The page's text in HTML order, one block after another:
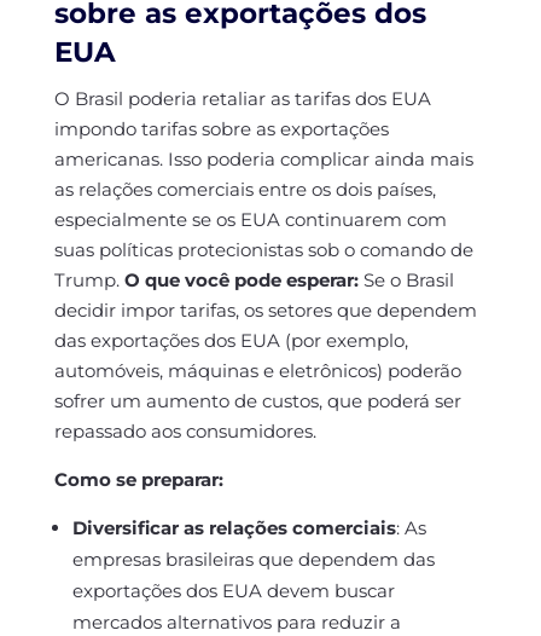
sobre as exportações dos
EUA
O Brasil poderia retaliar as tarifas dos EUA
impondo tarifas sobre as exportações
americanas. Isso poderia complicar ainda mais
as relações comerciais entre os dois países,
especialmente se os EUA continuarem com
suas políticas protecionistas sob o comando de
Trump. O que você pode esperar:Se o Brasil
decidir impor tarifas, os setores que dependem
das exportações dos EUA (por exemplo,
automóveis, máquinas e eletrônicos) poderão
sofrer um aumento de custos, que poderá ser
repassado aos consumidores.
Como se preparar:
Diversificar as relações comerciais: As
empresas brasileiras que dependem das
exportações dos EUA devem buscar
mercados alternativos para reduzir a